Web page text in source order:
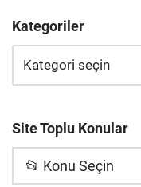
Kategoriler
Site Toplu Konular
📂 Konu Seçin